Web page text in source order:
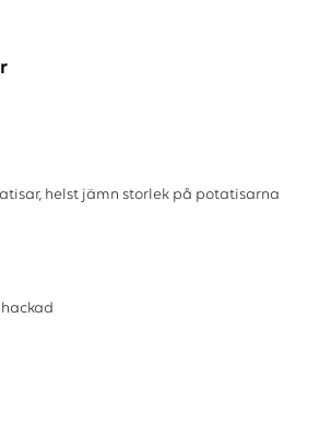
helst jämn storlek på potatisarna